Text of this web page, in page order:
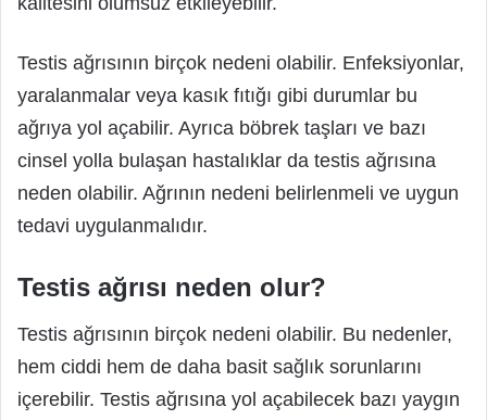
Testis ağrısının birçok nedeni olabilir. Enfeksiyonlar,
yaralanmalar veya kasık fıtığı gibi durumlar bu
ağrıya yol açabilir. Ayrıca böbrek taşları ve bazı
cinsel yolla bulaşan hastalıklar da testis ağrısına
neden olabilir. Ağrının nedeni belirlenmeli ve uygun
tedavi uygulanmalıdır.
Testis ağrısı neden olur?
Testis ağrısının birçok nedeni olabilir. Bu nedenler,
hem ciddi hem de daha basit sağlık sorunlarını
içerebilir. Testis ağrısına yol açabilecek bazı yaygın